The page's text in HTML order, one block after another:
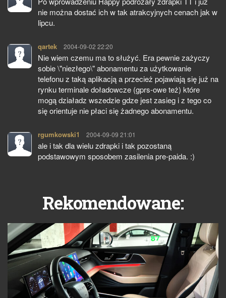
nie można dostać ich w tak atrakcyjnych cenach jak w
lipcu.
qartek pisze:
2004-09-02 22:20
Nie wiem czemu ma to służyć. Era pewnie zażyczy
sobie \"niezłego\" abonamentu za użytkowanie
telefonu z taką aplikacją a przecież pojawiają się już na
rynku terminale doładowcze (gprs-owe też) które
mogą działadz wszedzie gdze jest zasieg i z tego co
się orientuje nie płaci się żadnego abonamentu.
rgumkowski1 pisze:
2004-09-09 21:01
ale i tak dla wielu zdrapki i tak pozostaną
podstawowym sposobem zasilenia pre-paida. :)
Rekomendowane: